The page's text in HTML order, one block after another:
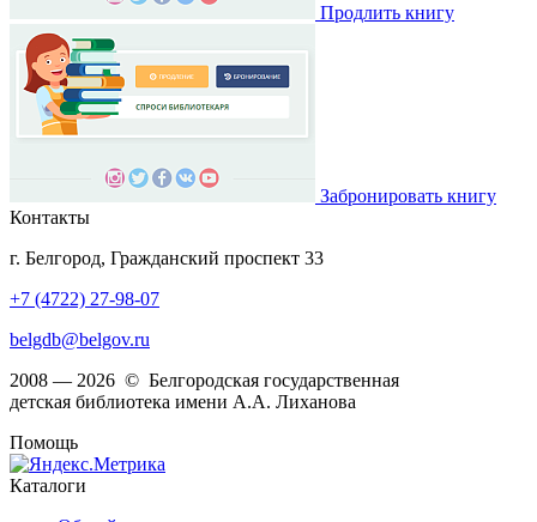
Продлить книгу
Забронировать книгу
Контакты
г. Белгород, Гражданский проспект 33
+7 (4722) 27-98-07
belgdb@belgov.ru
2008 — 2026 © Белгородская государственная
детская библиотека имени А.А. Лиханова
Помощь
Каталоги